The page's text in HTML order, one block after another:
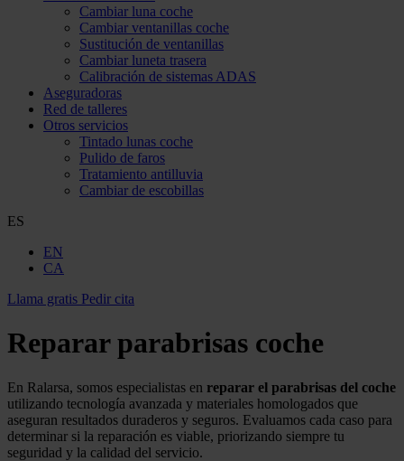
Cambiar luna coche
Cambiar ventanillas coche
Sustitución de ventanillas
Cambiar luneta trasera
Calibración de sistemas ADAS
Aseguradoras
Red de talleres
Otros servicios
Tintado lunas coche
Pulido de faros
Tratamiento antilluvia
Cambiar de escobillas
ES
EN
CA
Llama gratis Pedir cita
Reparar parabrisas coche
En Ralarsa, somos especialistas en reparar el parabrisas del coche
utilizando tecnología avanzada y materiales homologados que
aseguran resultados duraderos y seguros. Evaluamos cada caso para
determinar si la reparación es viable, priorizando siempre tu
seguridad y la calidad del servicio.